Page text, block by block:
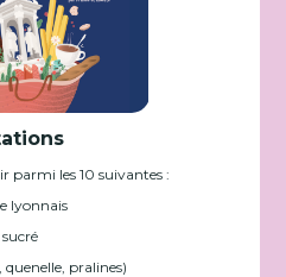
parmi les 10 suivantes :
lyonnais
pralines)